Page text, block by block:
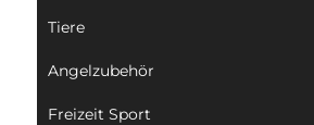
Tiere
Angelzubehör
Freizeit Sport